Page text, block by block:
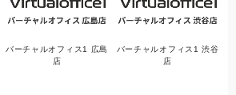
バーチャルオフィス1 広島
店
バーチャルオフィス1 渋谷
店